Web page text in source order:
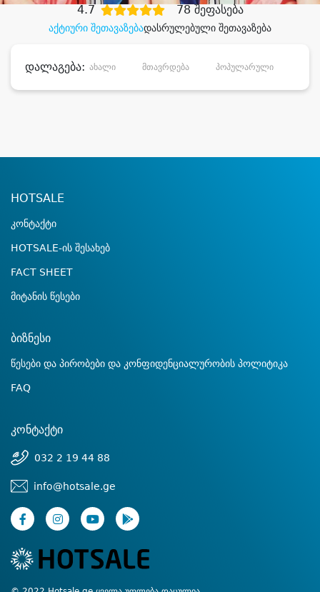
აქტიური შეთავაზებადასრულებული შეთავაზება
4.7 78 შეფასება
დალაგება: ახალი მთავრდება პოპულარული
HOTSALE
კონტაქტი
HOTSALE-ის შესახებ
FACT SHEET
მიტანის წესები
ბიზნესი
წესები და პირობები და კონფიდენციალურობის პოლიტიკა
FAQ
კონტაქტი
032 2 19 44 88
info@hotsale.ge